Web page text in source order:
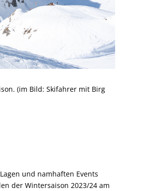
(im Bild: Skifahrer mit Birg
und namhaften Events
der Wintersaison 2023/24 am